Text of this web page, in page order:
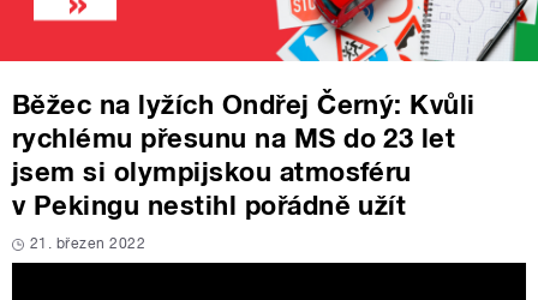
Běžec na lyžích Ondřej Černý: Kvůli
rychlému přesunu na MS do 23 let
jsem si olympijskou atmosféru
v Pekingu nestihl pořádně užít
21. březen 2022